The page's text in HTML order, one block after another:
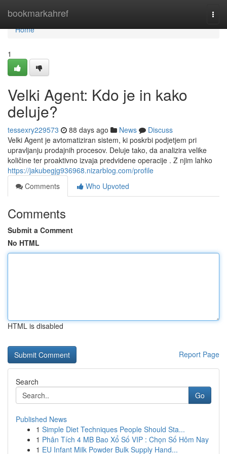
bookmarkahref
Home
Home
1
Velki Agent: Kdo je in kako
deluje?
tessexry229573 88 days ago News
Discuss
Velki Agent je avtomatiziran sistem, ki poskrbi podjetjem pri
upravljanju prodajnih procesov. Deluje tako, da analizira velike
količine ter proaktivno izvaja predvidene operacije . Z njim lahko
https://jakubegjg936968.nizarblog.com/profile
Comments
Who Upvoted
Comments
Submit a Comment
No HTML
HTML is disabled
Report Page
Search
Go
Published News
1 Simple Diet Techniques People Should Sta...
1 Phân Tích 4 MB Bao Xổ Số VIP : Chọn Số Hôm Nay
1 EU Infant Milk Powder Bulk Supply Hand...